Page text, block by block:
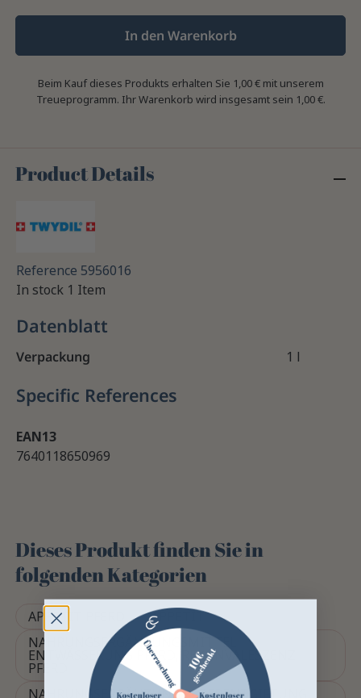
In den Warenkorb
Beim Kauf dieses Produkts erhalten Sie 1,00 €mit unserem
Treueprogramm. Ihr Warenkorb wird insgesamt sein 1,00 €.
Product Details
Reference 5956016
In stock 1 Item
Datenblatt
Verpackung 1 l
Specific References
EAN13
7640118650969
Dieses Produkt finden Sie in
folgenden Kategorien
APPETIT PFERD
APPETIT
NAHRUNGSERGÄNZUNGSMITTEL
ENTWÄSSERUNG PFERD, REKONVALESZENZ
PFERD
NAHRUNGSERGÄNZUNG LEBERENTGIFTUNG